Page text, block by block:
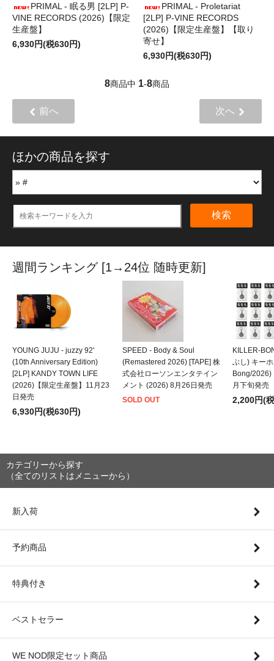
PRIMAL - 眠る男 [2LP] P-
VINE RECORDS (2026)【限定
生産盤】
6,930円(税630円)
PRIMAL - Proletariat
[2LP] P-VINE RECORDS
(2026)【限定生産盤】【取り
寄せ】
6,930円(税630円)
8商品中 1-8商品
前へ 次へ
ほかの商品を探す
検索
週間ランキング [1→24位 随時更新]
YOUNG JUJU - juzzy 92'
(10th Anniversary Edition)
[2LP] KANDY TOWN LIFE
(2026)【限定生産盤】11月23
日発売
6,930円(税630円)
SPEED - Body & Soul
(Remastered 2026) [TAPE] 株
式会社ローソンエンタテイン
メント (2026) 8月26日発売
SOLD OUT
KILLER-
ぶし) キー
Bong/2026)
月下旬発売
2,200円(
カテゴリーから探す
（全てのリストはメニューから）
新入荷
予約商品
特典付き
ベストセラー
WE NOD限定セット商品